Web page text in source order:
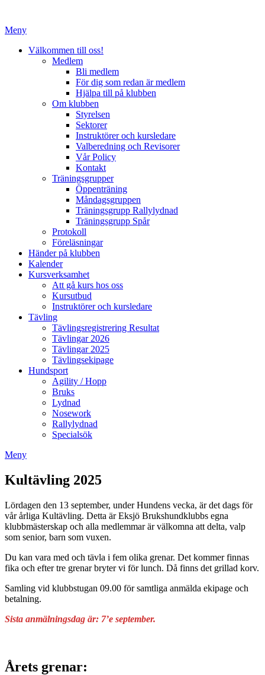
innehåll
Meny
Välkommen till oss!
Medlem
Bli medlem
För dig som redan är medlem
Hjälpa till på klubben
Om klubben
Styrelsen
Sektorer
Instruktörer och kursledare
Valberedning och Revisorer
Vår Policy
Kontakt
Träningsgrupper
Öppenträning
Måndagsgruppen
Träningsgrupp Rallylydnad
Träningsgrupp Spår
Protokoll
Föreläsningar
Händer på klubben
Kalender
Kursverksamhet
Att gå kurs hos oss
Kursutbud
Instruktörer och kursledare
Tävling
Tävlingsregistrering Resultat
Tävlingar 2026
Tävlingar 2025
Tävlingsekipage
Hundsport
Agility / Hopp
Bruks
Lydnad
Nosework
Rallylydnad
Specialsök
Meny
Kultävling 2025
Lördagen den 13 september, under Hundens vecka, är det dags för
vår årliga Kultävling. Detta är Eksjö Brukshundklubbs egna
klubbmästerskap och alla medlemmar är välkomna att delta, valp
som senior, barn som vuxen.
Du kan vara med och tävla i fem olika grenar. Det kommer finnas
fika och efter tre grenar bryter vi för lunch. Då finns det grillad korv.
Samling vid klubbstugan 09.00 för samtliga anmälda ekipage och
betalning.
Sista anmälningsdag är: 7’e september.
Årets grenar: